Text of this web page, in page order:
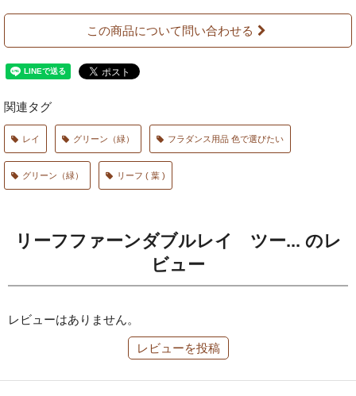
この商品について問い合わせる
関連タグ
レイ グリーン（緑） フラダンス用品 色で選びたい
グリーン（緑） リーフ ( 葉 )
リーフファーンダブルレイ ツー... のレ
ビュー
レビューはありません。
レビューを投稿